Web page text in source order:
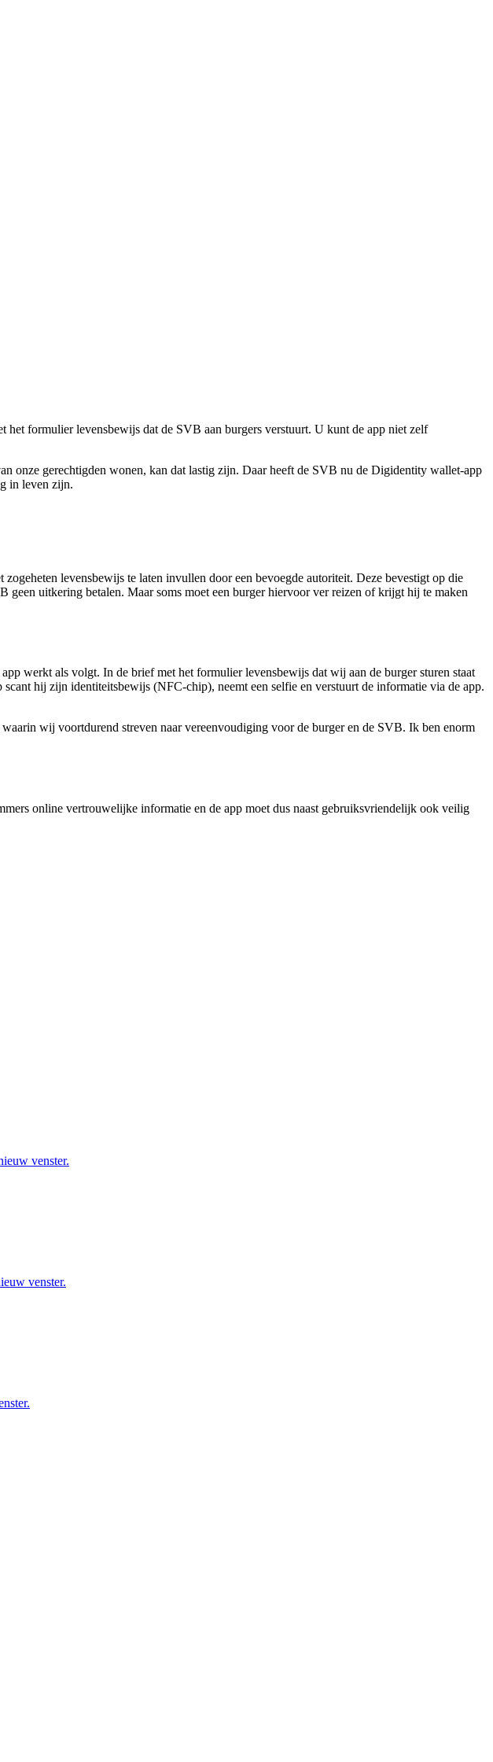
formulier levensbewijs dat de SVB aan burgers verstuurt. U kunt de app niet zelf
onze gerechtigden wonen, kan dat lastig zijn. Daar heeft de SVB nu de Digidentity wallet-app
in leven zijn.
levensbewijs te laten invullen door een bevoegde autoriteit. Deze bevestigt op die
uitkering betalen. Maar soms moet een burger hiervoor ver reizen of krijgt hij te maken
werkt als volgt. In de brief met het formulier levensbewijs dat wij aan de burger sturen staat
hij zijn identiteitsbewijs (NFC-chip), neemt een selfie en verstuurt de informatie via de app.
wij voortdurend streven naar vereenvoudiging voor de burger en de SVB. Ik ben enorm
online vertrouwelijke informatie en de app moet dus naast gebruiksvriendelijk ook veilig
venster.
venster.